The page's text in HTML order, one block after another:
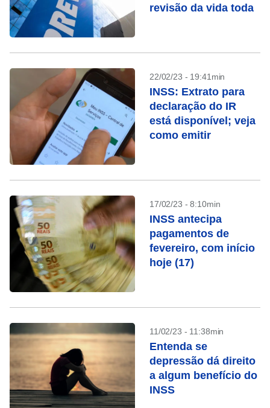
revisão da vida toda
22/02/23 - 19:41min
INSS: Extrato para
declaração do IR
está disponível; veja
como emitir
17/02/23 - 8:10min
INSS antecipa
pagamentos de
fevereiro, com início
hoje (17)
11/02/23 - 11:38min
Entenda se
depressão dá direito
a algum benefício do
INSS